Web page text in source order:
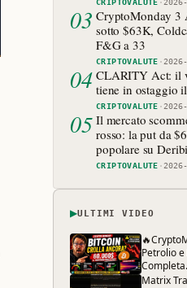
CRIPTOVALUTE ·
03 CryptoMonday
sotto $63K,
F&G a 33
CRIPTOVALUTE ·
04 CLARITY Act: il
tiene in ostaggio
CRIPTOVALUTE ·
05 Il mercato
rosso: la put da
popolare su
CRIPTOVALUTE ·
▶ULTIMI VIDEO
Petrolio
Completa.
Matrix